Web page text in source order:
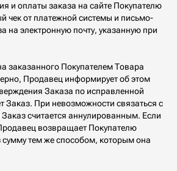
и оплаты заказа на сайте Покупателю
чек от платежной системы и письмо-
на электронную почту, указанную при
заказанного Покупателем Товара
Продавец информирует об этом
Заказа по исправленной
Заказ. При невозможности связаться с
считается аннулированным. Если
возвращает Покупателю
тем же способом, которым она